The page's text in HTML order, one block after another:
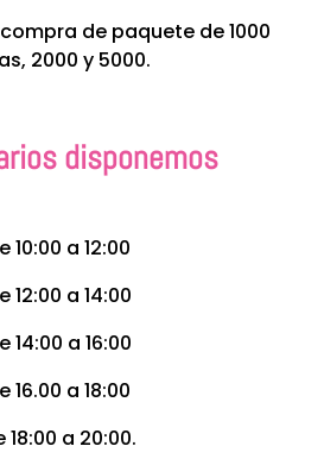
de paquete de 1000
2000 y 5000.
disponemos
10:00 a 12:00
12:00 a 14:00
14:00 a 16:00
16.00 a 18:00
18:00 a 20:00.